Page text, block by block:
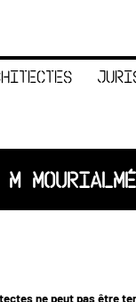
MOURIALMÉ
ne peut pas être